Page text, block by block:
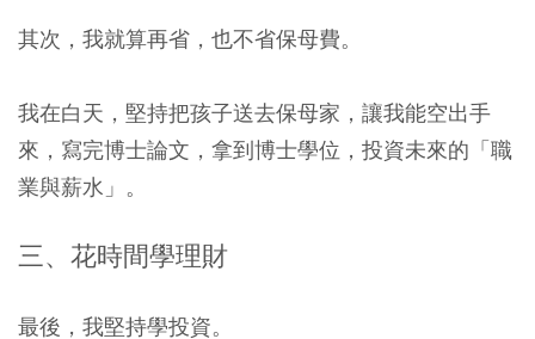
其次，我就算再省，也不省保母費。
我在白天，堅持把孩子送去保母家，讓我能空出手
來，寫完博士論文，拿到博士學位，投資未來的「職
業與薪水」。
三、花時間學理財
最後，我堅持學投資。